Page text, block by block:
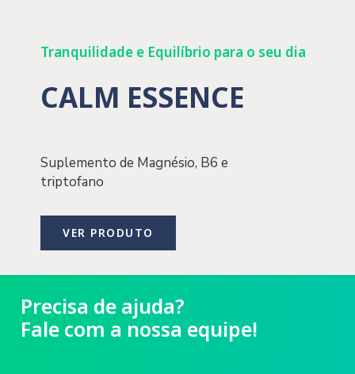
Tranquilidade e Equilíbrio para o seu dia
CALM ESSENCE
Suplemento de Magnésio, B6 e
triptofano
VER PRODUTO
Precisa de ajuda?
Fale com a nossa equipe!